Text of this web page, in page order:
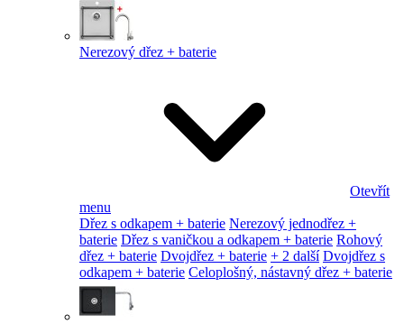
Nerezový dřez + baterie
Otevřít
menu
Dřez s odkapem + baterie Nerezový jednodřez +
baterie Dřez s vaničkou a odkapem + baterie Rohový
dřez + baterie Dvojdřez + baterie + 2 další Dvojdřez s
odkapem + baterie Celoplošný, nástavný dřez + baterie